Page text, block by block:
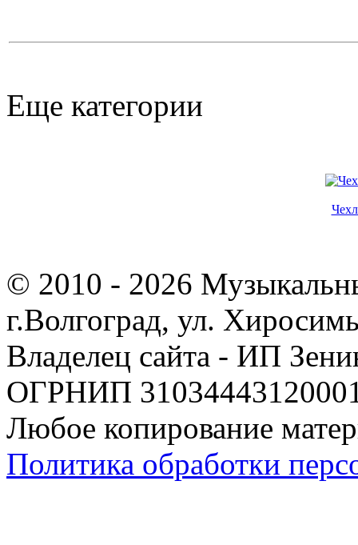
Еще категории
© 2010 - 2026
г.Волгоград, ул.
Владелец сайта - ИП
ОГРНИП
Любое копирование
Политика обработки